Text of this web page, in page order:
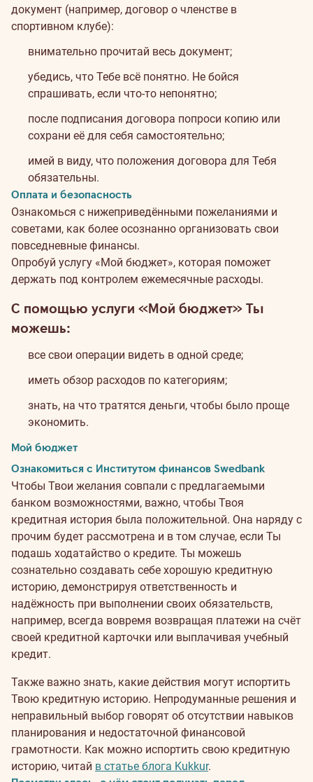
документ (например, договор о членстве в
спортивном клубе):
внимательно прочитай весь документ;
убедись, что Тебе всё понятно. Не бойся
спрашивать, если что-то непонятно;
после подписания договора попроси копию или
сохрани её для себя самостоятельно;
имей в виду, что положения договора для Тебя
обязательны.
Оплата и безопасность
Ознакомься с нижеприведёнными пожеланиями и
советами, как более осознанно организовать свои
повседневные финансы.
Опробуй услугу «Мой бюджет», которая поможет
держать под контролем ежемесячные расходы.
С помощью услуги «Мой бюджет» Ты
можешь:
все свои операции видеть в одной среде;
иметь обзор расходов по категориям;
знать, на что тратятся деньги, чтобы было проще
экономить.
Мой бюджет
Ознакомиться с Институтом финансов Swedbank
Чтобы Твои желания совпали с предлагаемыми
банком возможностями, важно, чтобы Твоя
кредитная история была положительной. Она наряду с
прочим будет рассмотрена и в том случае, если Ты
подашь ходатайство о кредите. Ты можешь
сознательно создавать себе хорошую кредитную
историю, демонстрируя ответственность и
надёжность при выполнении своих обязательств,
например, всегда вовремя возвращая платежи на счёт
своей кредитной карточки или выплачивая учебный
кредит.
Также важно знать, какие действия могут испортить
Твою кредитную историю. Непродуманные решения и
неправильный выбор говорят об отсутствии навыков
планирования и недостаточной финансовой
грамотности. Как можно испортить свою кредитную
историю, читай в статье блога Kukkur.